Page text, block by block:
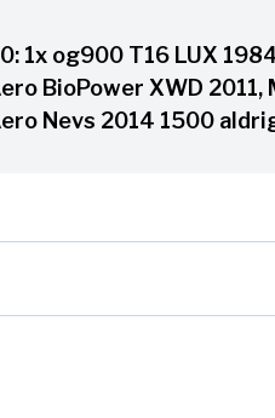
1x og900 T16 LUX
BioPower XWD
Nevs 2014 1500